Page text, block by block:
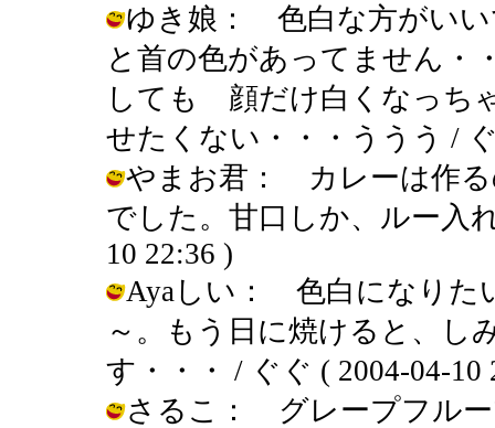
ゆき娘： 色白な方がいい
と首の色があってません・
しても 顔だけ白くなっち
せたくない・・・ううう /
やまお君： カレーは作
でした。甘口しか、ルー入
10 22:36 )
Ayaしい： 色白になりた
～。もう日に焼けると、し
す・・・ / ぐぐ ( 2004-04-10
さるこ： グレープフルー